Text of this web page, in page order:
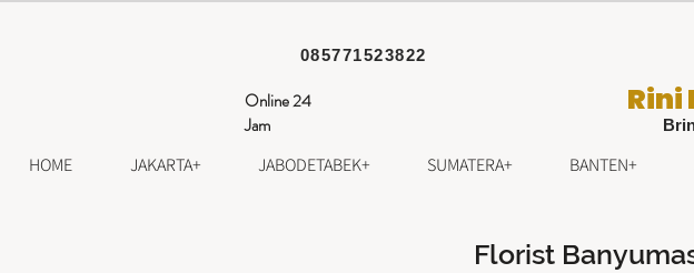
085771523822
Online 24
Jam
Rini
HOME JAKARTA+ JABODETABEK+ SUMATERA+ BANTEN+
Florist